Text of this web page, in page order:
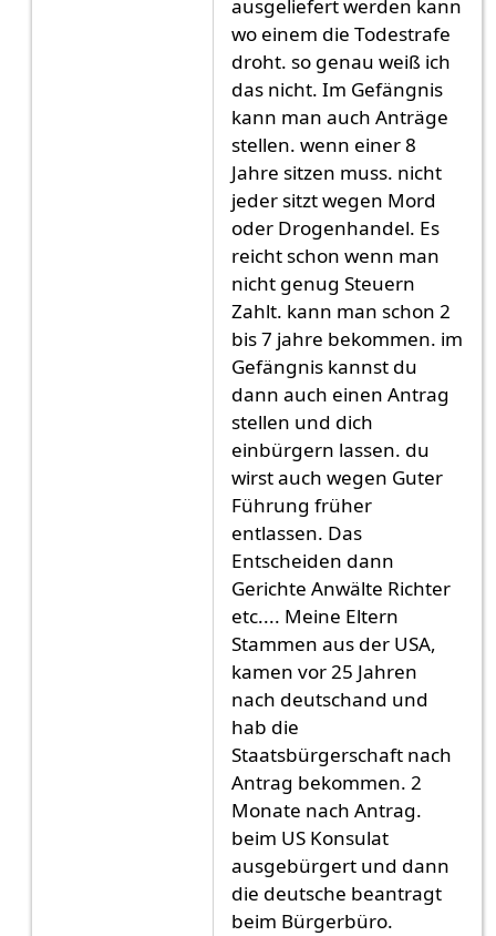
ausgeliefert werden kann
wo einem die Todestrafe
droht. so genau weiß ich
das nicht. Im Gefängnis
kann man auch Anträge
stellen. wenn einer 8
Jahre sitzen muss. nicht
jeder sitzt wegen Mord
oder Drogenhandel. Es
reicht schon wenn man
nicht genug Steuern
Zahlt. kann man schon 2
bis 7 jahre bekommen. im
Gefängnis kannst du
dann auch einen Antrag
stellen und dich
einbürgern lassen. du
wirst auch wegen Guter
Führung früher
entlassen. Das
Entscheiden dann
Gerichte Anwälte Richter
etc.... Meine Eltern
Stammen aus der USA,
kamen vor 25 Jahren
nach deutschand und
hab die
Staatsbürgerschaft nach
Antrag bekommen. 2
Monate nach Antrag.
beim US Konsulat
ausgebürgert und dann
die deutsche beantragt
beim Bürgerbüro.